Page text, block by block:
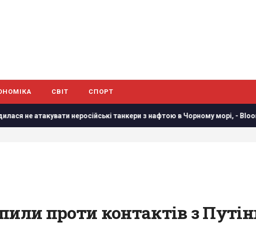
СВІТ СПОРТ
неросійські танкери з нафтою в Чорному морі, - Bloomberg У
проти контактів з